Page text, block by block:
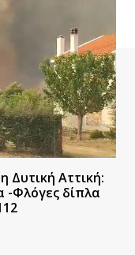
Δυτική Αττική:
-Φλόγες δίπλα